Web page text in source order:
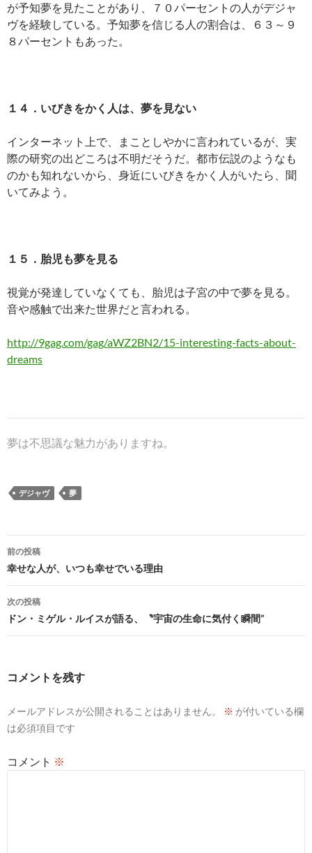
が予知夢を見たことがあり、７０パーセントの人がデジャ
ヴを経験している。予知夢を信じる人の割合は、６３～９
８パーセントもあった。
１４．いびきをかく人は、夢を見ない
インターネット上で、まことしやかに言われているが、実
際の研究の出どころは不明だそうだ。都市伝説のようなも
のかも知れないから、身近にいびきをかく人がいたら、聞
いてみよう。
１５．胎児も夢を見る
視覚が発達していなくても、胎児は子宮の中で夢を見る。
音や感触で出来た世界だと言われる。
http://9gag.com/gag/aWZ2BN2/15-interesting-facts-about-
dreams
夢は不思議な魅力がありますね。
デジャヴ 夢
投
稿
ナ
ビ
ゲ
ョ
前の投稿
幸せな人が、いつも幸せでいる理由
次の投稿
ドン・ミゲル・ルイスが語る、〝宇宙の生命に気付く瞬間”
コメントを残す
メールアドレスが公開されることはありません。 ※ が付いている欄
は必須項目です
コメント ※